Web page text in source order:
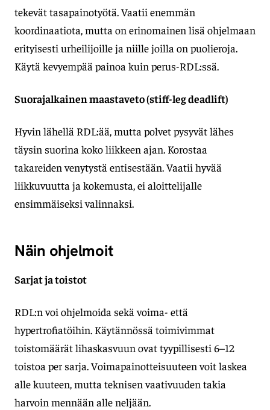
tekevät tasapainotyötä. Vaatii enemmän
koordinaatiota, mutta on erinomainen lisä ohjelmaan
erityisesti urheilijoille ja niille joilla on puolieroja.
Käytä kevyempää painoa kuin perus-RDL:ssä.
Suorajalkainen maastaveto (stiff-leg deadlift)
Hyvin lähellä RDL:ää, mutta polvet pysyvät lähes
täysin suorina koko liikkeen ajan. Korostaa
takareiden venytystä entisestään. Vaatii hyvää
liikkuvuutta ja kokemusta, ei aloittelijalle
ensimmäiseksi valinnaksi.
Näin ohjelmoit
Sarjat ja toistot
RDL:n voi ohjelmoida sekä voima- että
hypertrofiatöihin. Käytännössä toimivimmat
toistomäärät lihaskasvuun ovat tyypillisesti 6–12
toistoa per sarja. Voimapainotteisuuteen voit laskea
alle kuuteen, mutta teknisen vaativuuden takia
harvoin mennään alle neljään.